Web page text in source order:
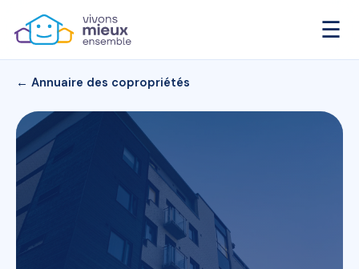
☰
← Annuaire des copropriétés